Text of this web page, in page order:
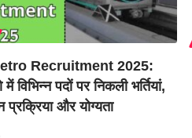
Recruitment 2025:
में विभिन्न पदों पर निकली भर्तियां,
और योग्यता